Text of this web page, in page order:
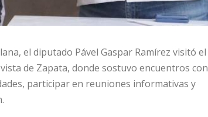
el diputado Pável Gaspar Ramírez visitó el
de Zapata, donde sostuvo encuentros con
participar en reuniones informativas y